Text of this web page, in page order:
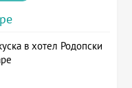
в хотел Родопски